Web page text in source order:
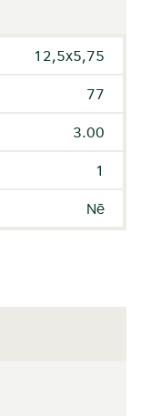
12,5x5,75
77
3.00
1
Nē